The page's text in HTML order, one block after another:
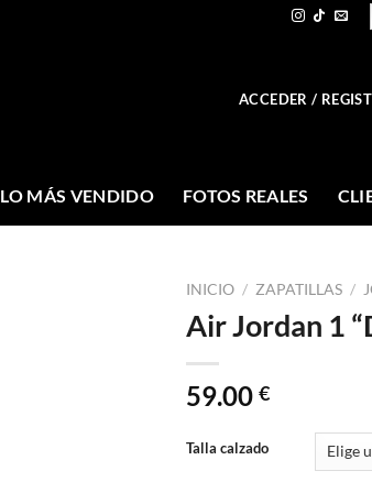
ACCEDER /
LO MÁS VENDIDO FOTOS REALES
INICIO / ZAPATILLAS /
Air Jordan 1
59.00 €
Talla calzado